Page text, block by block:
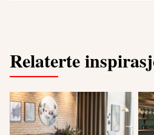
Relaterte
Comwell Rebild Bakker